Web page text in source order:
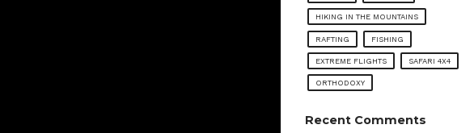
HIKING IN THE MOUNTAINS
RAFTING FISHING
EXTREME FLIGHTS SAFARI 4X4
ORTHODOXY
Recent Comments